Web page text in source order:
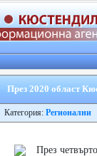
През 2020 област
Категория: Регионални
През